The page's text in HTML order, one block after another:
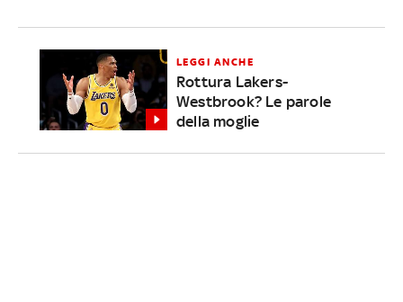
LEGGI ANCHE
Rottura Lakers-
Westbrook? Le parole
della moglie